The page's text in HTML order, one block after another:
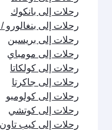
رحلات إلى بانكوك
رحلات إلى بنغالورو /
رحلات إلى بريسبن
رحلات إلى مومباي
رحلات إلى كولكاتا
رحلات إلى جاكرتا
رحلات إلى كولومبو
رحلات إلى كوتشي
رحلات إلى كيب تاون